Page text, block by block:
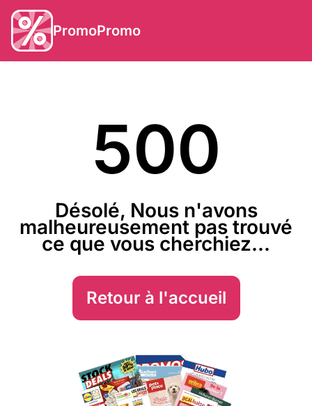
PromoPromo
500
Désolé, Nous n'avons
malheureusement pas trouvé
ce que vous cherchiez...
Retour à l'accueil